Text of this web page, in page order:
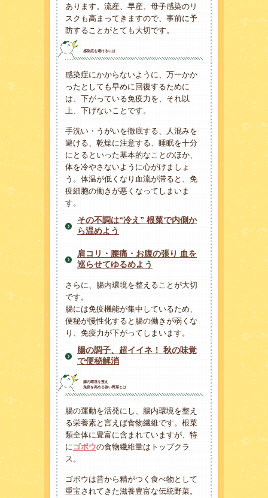
あります。流産、早産、母子感染のリ
スクも高まってきますので、事前に予
防することがとても大切です。
感染症を避けるには
感染症にかからないように、万一かか
ったとしても早めに回復するために
は、下がっている免疫力を、それ以
上、下げないことです。
手洗い・うがいを徹底する、人混みを
避ける、乾燥に注意する、睡眠を十分
にとるといった基本的なことのほか、
体を冷やさないように心がけましょ
う。体温が低くなり血流が滞ると、免
疫細胞の働きが悪くなってしまいま
す。
その不調は“冷え” 根菜で内側か
ら温めよう
肩コリ・腰痛・お腹の張り 血を
巡らせてゆるめよう
さらに、腸内環境を整えることが大切
です。
腸には免疫機能が集中しているため、
便秘が慢性化すると腸の働きが弱くな
り、免疫力が下がってしまいます。
腸の調子、超イイネ！ 秋の味覚
で便秘解消
腸内環境を整え
免疫を高める強い野菜とは
腸の運動を活発にし、腸内環境を整え
る栄養素と言えば食物繊維です。根菜
類全体に豊富に含まれていますが、特
にゴボウの食物繊維量はトップクラ
ス。
ゴボウは昔から精がつく食べ物として
重宝されてきた滋養豊富な伝統野菜。